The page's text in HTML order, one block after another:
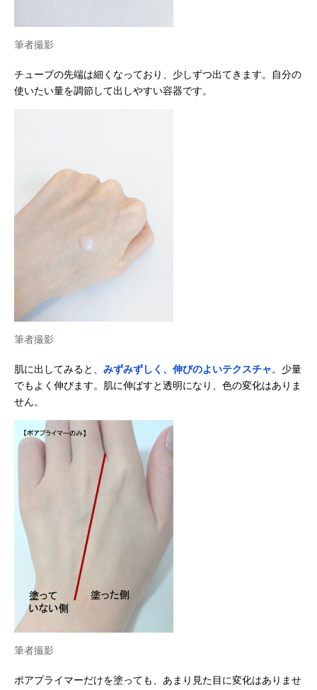
筆者撮影
チューブの先端は細くなっており、少しずつ出てきます。自分の
使いたい量を調節して出しやすい容器です。
筆者撮影
肌に出してみると、 みずみずしく、伸びのよいテクスチャ。少量
でもよく伸びます。肌に伸ばすと透明になり、色の変化はありま
せん。
筆者撮影
ポアプライマーだけを塗っても、あまり見た目に変化はありませ